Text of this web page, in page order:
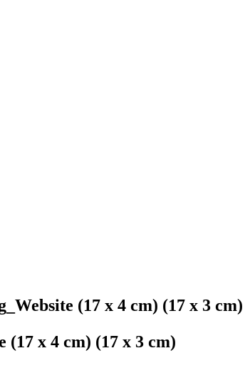
(17 x 4 cm) (17 x 3 cm)
(17 x 4 cm) (17 x 3 cm)